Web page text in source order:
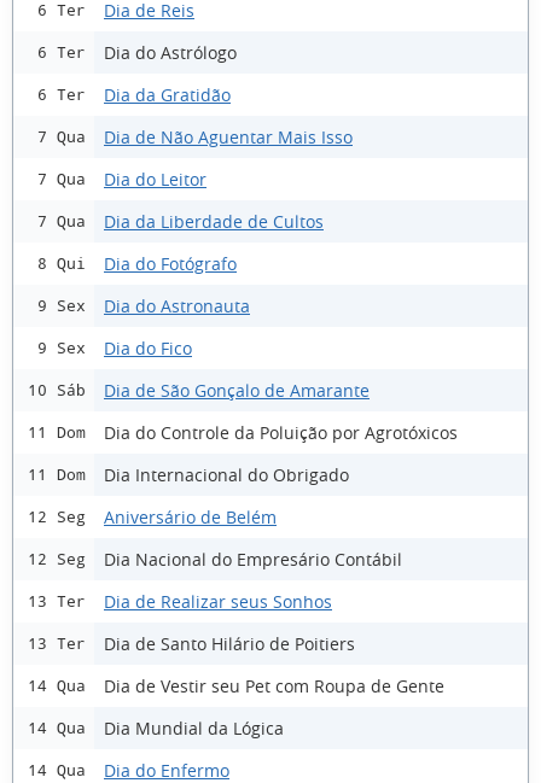
6 Ter Dia de Reis
6 Ter Dia do Astrólogo
6 Ter Dia da Gratidão
7 Qua Dia de Não Aguentar Mais Isso
7 Qua Dia do Leitor
7 Qua Dia da Liberdade de Cultos
8 Qui Dia do Fotógrafo
9 Sex Dia do Astronauta
9 Sex Dia do Fico
10 Sáb Dia de São Gonçalo de Amarante
11 Dom Dia do Controle da Poluição por Agrotóxicos
11 Dom Dia Internacional do Obrigado
12 Seg Aniversário de Belém
12 Seg Dia Nacional do Empresário Contábil
13 Ter Dia de Realizar seus Sonhos
13 Ter Dia de Santo Hilário de Poitiers
14 Qua Dia de Vestir seu Pet com Roupa de Gente
14 Qua Dia Mundial da Lógica
14 Qua Dia do Enfermo